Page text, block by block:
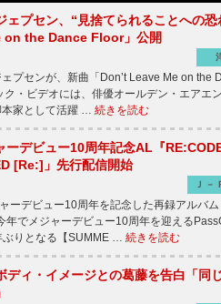
ェプセン、“見捨てられることへの
on the Dance Floor」公開
プセンが、新曲「Don’t Leave Me on the
・ビデオには、俳優オールデン・エアエ
本家として活躍 … 続きを読む
ーデビュー10周年記念AL『
[Re:]」先行配信開始
Ｊ－
ーデビュー10周年を記念した再録アルバム
でメジャーデビュー10周年を迎える
ぶりとなる【SUMME … 続きを読む
ディ・イメージとの葛藤を告白「同